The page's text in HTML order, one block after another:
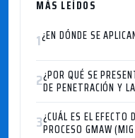
MÁS LEÍDOS
1¿EN DÓNDE SE
2¿POR QUÉ SE
DE PENETRACIÓN Y
3¿CUÁL ES EL EFECTO
PROCESO GMAW